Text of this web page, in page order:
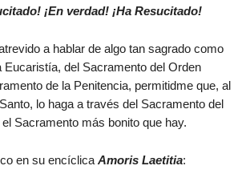
¡En verdad! ¡Ha Resucitado!
a hablar de algo tan sagrado como
Eucaristía, del Sacramento del Orden
de la Penitencia, permitidme que, al
lo haga a través del Sacramento del
Sacramento más bonito que hay.
en su encíclica Amoris Laetitia: